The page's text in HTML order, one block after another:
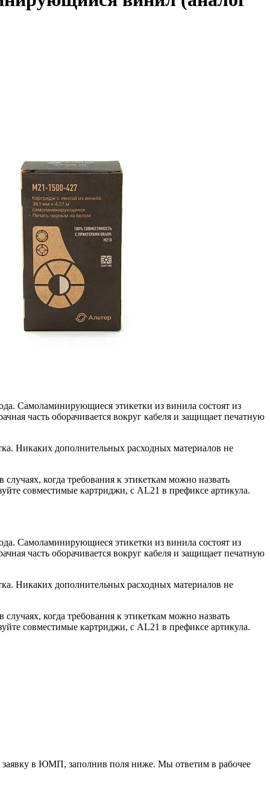
Самоламинирующиеся этикетки из винила состоят из
часть оборачивается вокруг кабеля и защищает печатную
Никаких дополнительных расходных материалов не
когда требования к этикеткам можно назвать
совместимые картриджи, с AL21 в префиксе артикула.
Самоламинирующиеся этикетки из винила состоят из
часть оборачивается вокруг кабеля и защищает печатную
Никаких дополнительных расходных материалов не
когда требования к этикеткам можно назвать
совместимые картриджи, с AL21 в префиксе артикула.
в ЮМП, заполнив поля ниже. Mы ответим в рабочее